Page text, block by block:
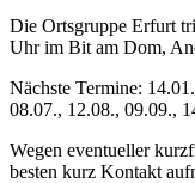
Die Ortsgruppe Erfurt
Uhr im Bit am Dom,
Nächste Termine:
08.07., 12.08., 09.09.,
Wegen eventueller
besten kurz Kontakt